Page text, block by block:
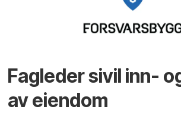
Fagleder sivil inn-
av eiendom